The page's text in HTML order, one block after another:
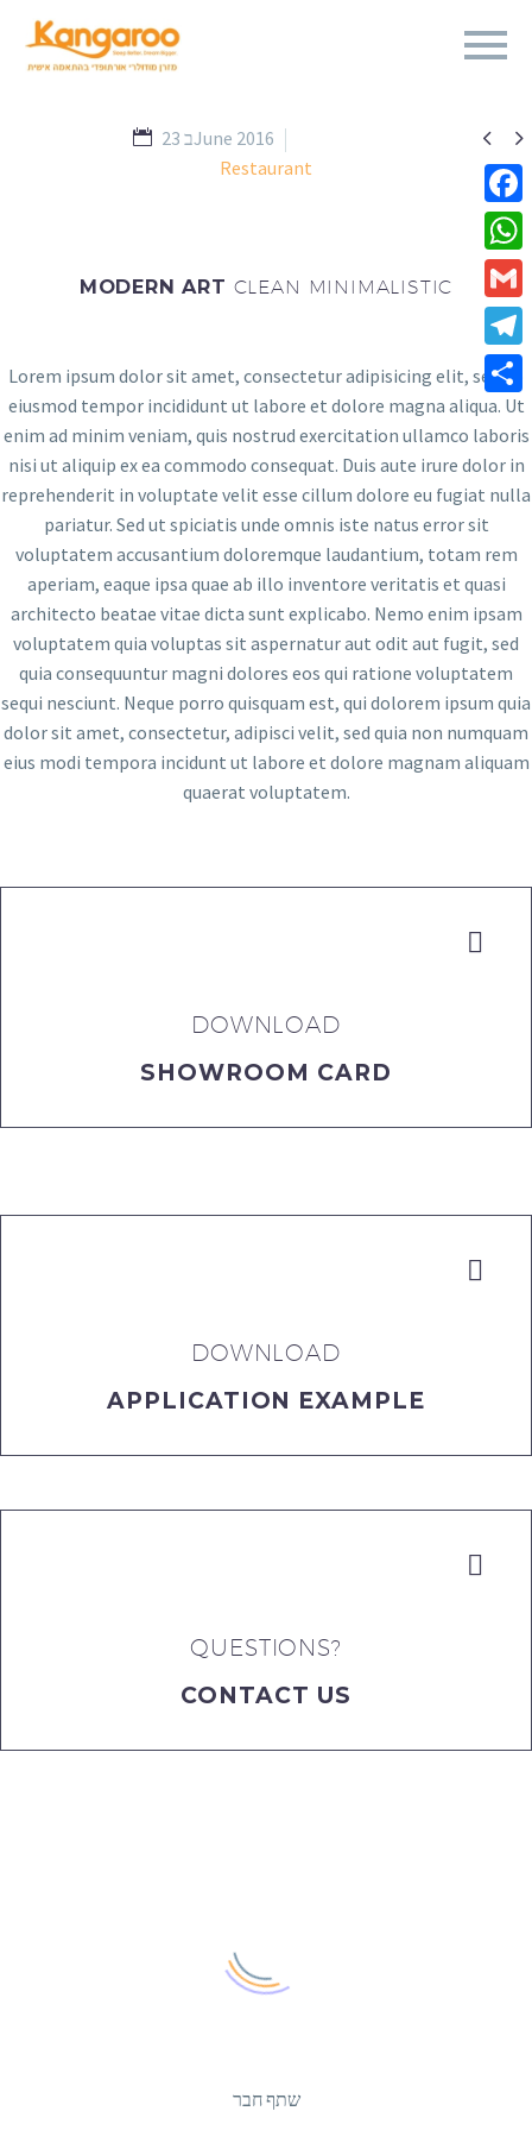
 
23 בJune 2016
Restaurant
MODERN ART CLEAN MINIMALISTIC
Lorem ipsum dolor sit amet, consectetur adipisicing elit, sed do
eiusmod tempor incididunt ut labore et dolore magna aliqua. Ut
enim ad minim veniam, quis nostrud exercitation ullamco laboris
nisi ut aliquip ex ea commodo consequat. Duis aute irure dolor in
reprehenderit in voluptate velit esse cillum dolore eu fugiat nulla
pariatur. Sed ut spiciatis unde omnis iste natus error sit
voluptatem accusantium doloremque laudantium, totam rem
aperiam, eaque ipsa quae ab illo inventore veritatis et quasi
architecto beatae vitae dicta sunt explicabo. Nemo enim ipsam
voluptatem quia voluptas sit aspernatur aut odit aut fugit, sed
quia consequuntur magni dolores eos qui ratione voluptatem
sequi nesciunt. Neque porro quisquam est, qui dolorem ipsum quia
dolor sit amet, consectetur, adipisci velit, sed quia non numquam
eius modi tempora incidunt ut labore et dolore magnam aliquam
quaerat voluptatem.


DOWNLOAD
SHOWROOM CARD


DOWNLOAD
APPLICATION EXAMPLE


QUESTIONS?
CONTACT US
שתף חבר